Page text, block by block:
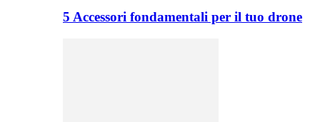
5 Accessori fondamentali per il tuo drone